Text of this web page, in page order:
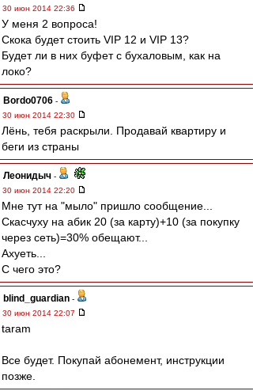
30 июн 2014 22:36
У меня 2 вопроса!
Скока будет стоить VIP 12 и VIP 13?
Будет ли в них буфет с бухаловым, как на
локо?
Bordo0706 -
30 июн 2014 22:30
Лёнь, тебя раскрыли. Продавай квартиру и
беги из страны
Леонидыч -
30 июн 2014 22:20
Мне тут на "мыло" пришло сообщение...
Скасчуху на абик 20 (за карту)+10 (за покупку
через сеть)=30% обещают...
Ахуеть...
С чего это?
blind_guardian -
30 июн 2014 22:07
taram
Все будет. Покупай абонемент, инструкции
позже.